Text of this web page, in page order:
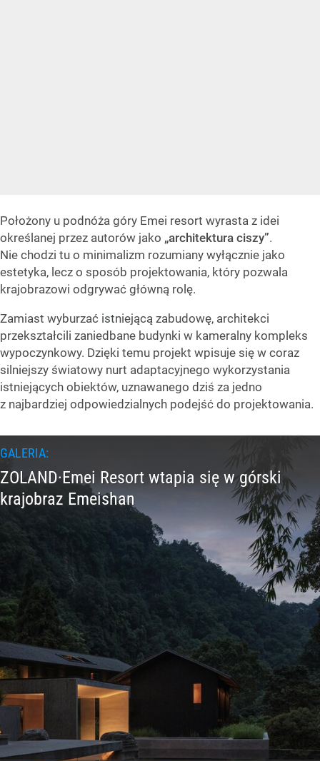
Położony u podnóża góry Emei resort wyrasta z idei
określanej przez autorów jako „architektura ciszy”.
Nie chodzi tu o minimalizm rozumiany wyłącznie jako
estetyka, lecz o sposób projektowania, który pozwala
krajobrazowi odgrywać główną rolę.
Zamiast wyburzać istniejącą zabudowę, architekci
przekształcili zaniedbane budynki w kameralny kompleks
wypoczynkowy. Dzięki temu projekt wpisuje się w coraz
silniejszy światowy nurt adaptacyjnego wykorzystania
istniejących obiektów, uznawanego dziś za jedno
z najbardziej odpowiedzialnych podejść do projektowania.